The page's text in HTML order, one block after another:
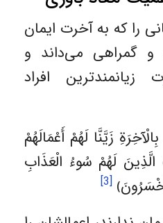
را که به آخرت ایمان
و گمراهی می‌داند و
افراد
زَيَّنَّا لَهُمْ أَعْمَالَهُمْ
لَهُمْ سُوءُ الْعَذَابِ
[3]